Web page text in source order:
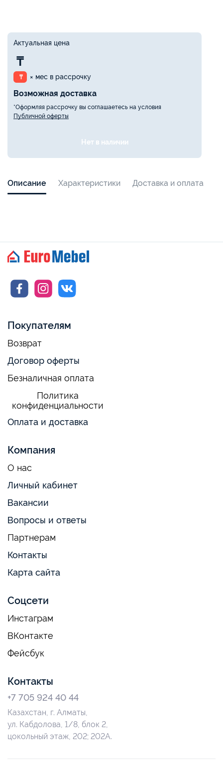
Актуальная цена
₸
₸ × мес в рассрочку
Возможная доставка
*Оформляя рассрочку вы соглашаетесь на условия
Публичной оферты
Нет в наличии
Описание Характеристики Доставка и оплата
Покупателям
Возврат
Договор оферты
Безналичная оплата
Политика
конфиденциальности
Оплата и доставка
Компания
О нас
Личный кабинет
Вакансии
Вопросы и ответы
Партнерам
Контакты
Карта сайта
Соцсети
Инстаграм
ВКонтакте
Фейсбук
Контакты
+7 705 924 40 44
Казахстан, г. Алматы,
ул. Кабдолова, 1/8, блок 2,
цокольный этаж, 202; 202А.